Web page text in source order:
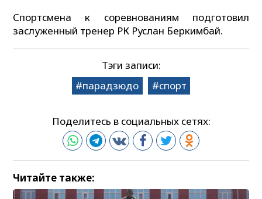
Спортсмена к соревнованиям подготовил
заслуженный тренер РК Руслан Беркимбай.
Тэги записи:
парадзюдо
спорт
Поделитесь в социальных сетях:
Читайте также: